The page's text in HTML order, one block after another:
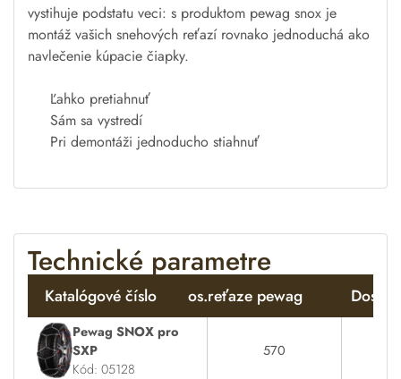
vystihuje podstatu veci: s produktom pewag snox je
montáž vašich snehových reťazí rovnako jednoduchá ako
navlečenie kúpacie čiapky.
Ľahko pretiahnuť
Sám sa vystredí
Pri demontáži jednoducho stiahnuť
Technické parametre
Katalógové číslo os.reťaze pewag
Pewag SNOX pro
SXP
Kód: 05128
570